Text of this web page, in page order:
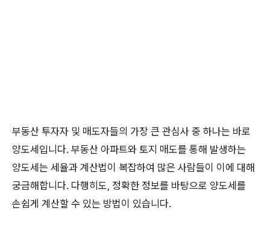
부동산 투자자 및 매도자들의 가장 큰 관심사 중 하나는 바로
양도세입니다. 부동산 아파트와 토지 매도를 통해 발생하는
양도세는 세율과 계산법이 복잡하여 많은 사람들이 이에 대해
궁금해합니다. 다행히도, 정확한 정보를 바탕으로 양도세를
손쉽게 계산할 수 있는 방법이 있습니다.